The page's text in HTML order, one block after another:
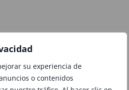
su experiencia de
o contenidos